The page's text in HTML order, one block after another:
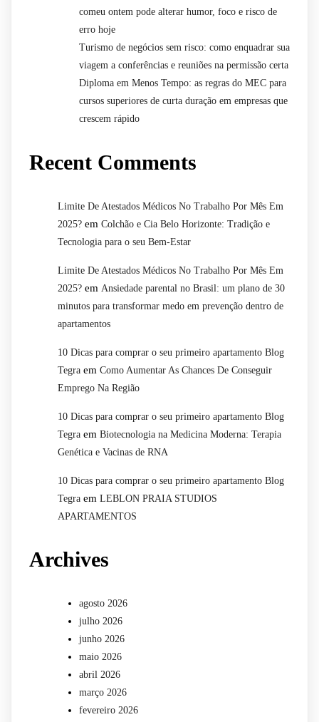
comeu ontem pode alterar humor, foco e risco de
erro hoje
Turismo de negócios sem risco: como enquadrar sua
viagem a conferências e reuniões na permissão certa
Diploma em Menos Tempo: as regras do MEC para
cursos superiores de curta duração em empresas que
crescem rápido
Recent Comments
Limite De Atestados Médicos No Trabalho Por Mês Em
2025? em Colchão e Cia Belo Horizonte: Tradição e
Tecnologia para o seu Bem-Estar
Limite De Atestados Médicos No Trabalho Por Mês Em
2025? em Ansiedade parental no Brasil: um plano de 30
minutos para transformar medo em prevenção dentro de
apartamentos
10 Dicas para comprar o seu primeiro apartamento Blog
Tegra em Como Aumentar As Chances De Conseguir
Emprego Na Região
10 Dicas para comprar o seu primeiro apartamento Blog
Tegra em Biotecnologia na Medicina Moderna: Terapia
Genética e Vacinas de RNA
10 Dicas para comprar o seu primeiro apartamento Blog
Tegra em LEBLON PRAIA STUDIOS
APARTAMENTOS
Archives
agosto 2026
julho 2026
junho 2026
maio 2026
abril 2026
março 2026
fevereiro 2026